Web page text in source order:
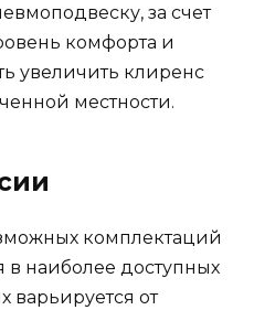
за счет
комфорта и
увеличить клиренс
местности.
комплектаций
в наиболее доступных
варьируется от